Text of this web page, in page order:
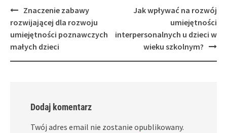
Post
navigation
Znaczenie zabawy
rozwijającej dla rozwoju
umiejętności poznawczych
małych dzieci
Jak wpływać na rozwój
umiejętności
interpersonalnych u dzieci w
wieku szkolnym?
Dodaj komentarz
Twój adres email nie zostanie opublikowany.